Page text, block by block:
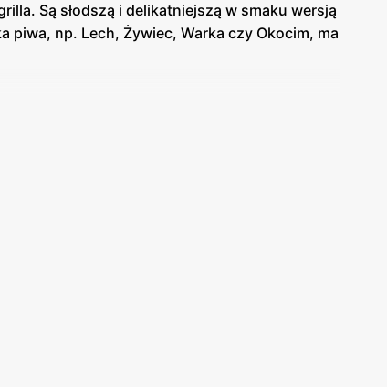
Są słodszą i delikatniejszą w smaku wersją
piwa, np. Lech, Żywiec, Warka czy Okocim, ma